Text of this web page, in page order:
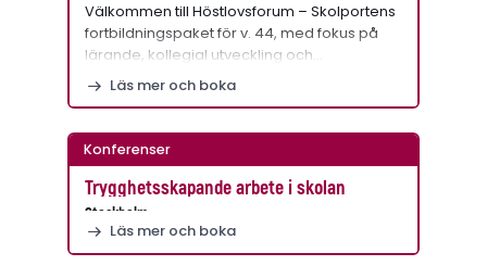
Välkommen till Höstlovsforum – Skolportens
fortbildningspaket för v. 44, med fokus på
lärande, kollegial utveckling och…
Läs mer och boka
Konferenser
Trygghetsskapande arbete i skolan
Stockholm
Läs mer och boka